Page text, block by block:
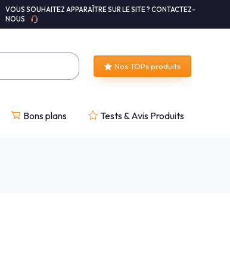
VOUS SOUHAITEZ APPARAÎTRE SUR LE SITE ? CONTACTEZ-
NOUS
Nos TOPs produits
Bons plans Tests & Avis Produits